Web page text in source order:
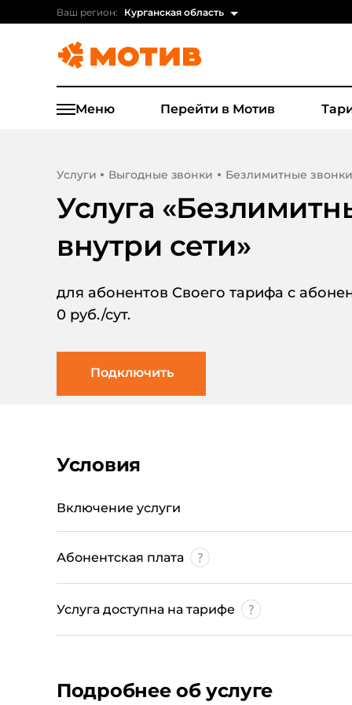
Ваш регион: Курганская область
Меню Перейти в Мотив
Услуги Выгодные звонки Безлимитные
Услуга «
внутри сети»
для абонентов Своего тарифа с
0 руб./сут.
Подключить
Условия
Включение услуги
Абонентская плата
Услуга доступна на тарифе
Подробнее об услуге